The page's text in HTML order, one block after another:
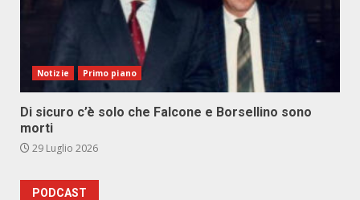
Notizie Primo piano
Di sicuro c’è solo che Falcone e Borsellino sono
morti
29 Luglio 2026
PODCAST